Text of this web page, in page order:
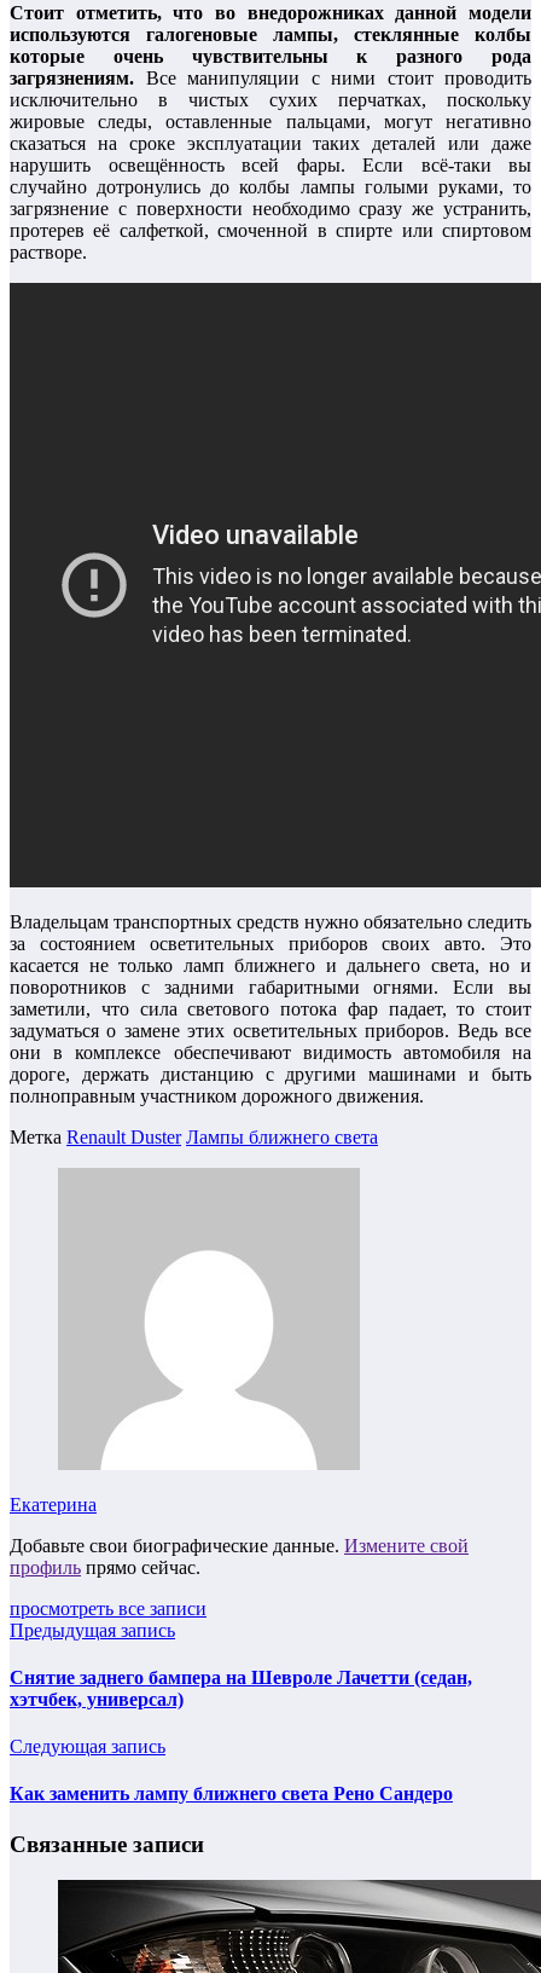
Стоит отметить, что во внедорожниках данной модели
используются галогеновые лампы, стеклянные колбы
которые очень чувствительны к разного рода
загрязнениям. Все манипуляции с ними стоит проводить
исключительно в чистых сухих перчатках, поскольку
жировые следы, оставленные пальцами, могут негативно
сказаться на сроке эксплуатации таких деталей или даже
нарушить освещённость всей фары. Если всё-таки вы
случайно дотронулись до колбы лампы голыми руками, то
загрязнение с поверхности необходимо сразу же устранить,
протерев её салфеткой, смоченной в спирте или спиртовом
растворе.
Владельцам транспортных средств нужно обязательно следить
за состоянием осветительных приборов своих авто. Это
касается не только ламп ближнего и дальнего света, но и
поворотников с задними габаритными огнями. Если вы
заметили, что сила светового потока фар падает, то стоит
задуматься о замене этих осветительных приборов. Ведь все
они в комплексе обеспечивают видимость автомобиля на
дороге, держать дистанцию с другими машинами и быть
полноправным участником дорожного движения.
Метка Renault Duster Лампы ближнего света
Екатерина
Добавьте свои биографические данные. Измените свой
профиль прямо сейчас.
просмотреть все записи
Предыдущая запись
Снятие заднего бампера на Шевроле Лачетти (седан,
хэтчбек, универсал)
Следующая запись
Как заменить лампу ближнего света Рено Сандеро
Связанные записи